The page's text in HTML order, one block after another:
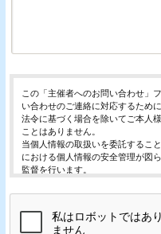
この「主催者へのお問い合わせ」
い合わせのご連絡に対応するために
法令に基づく場合を除いてご本人
ことはありません。
当個人情報の取扱いを委託するこ
における個人情報の安全管理が図
監督を行います。
止・消去および第三者への提供の
開示等の求めは、以下の「個人情